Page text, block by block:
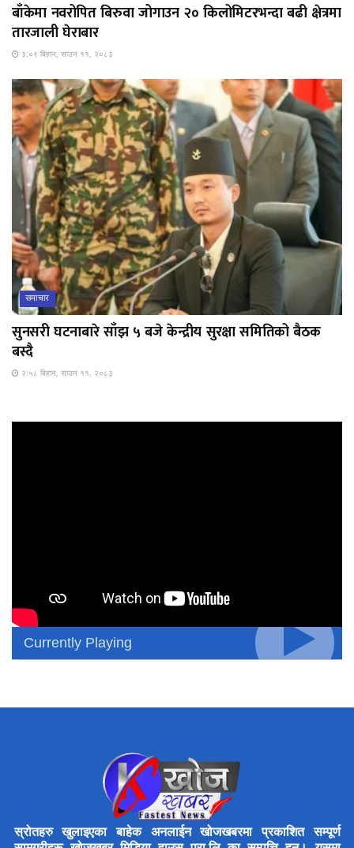
बाँकेमा नवरोपित बिरुवा जोगाउन २० किलोमिटरभन्दा बढी क्षेत्रमा
तारजाली घेराबार
३:०९ बिहान, साउन ११, २०८३
समाचार
सुनसरी घटनाबारे साँझ ५ बजे केन्द्रीय सुरक्षा समितिको बैठक
बस्दै
२:५८ बिहान, साउन ११, २०८३
Currently Playing
स्रोतहरु खुलाइएका बाहेक अनलाईन खोजखबरमा प्रकाशित सम्पूर्ण